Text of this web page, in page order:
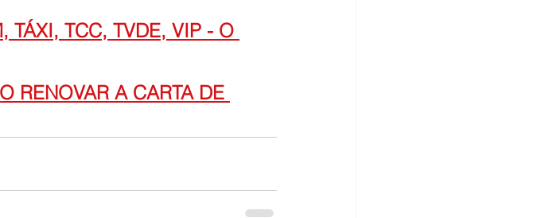
TÁXI, TCC, TVDE, VIP - O
RENOVAR A CARTA DE